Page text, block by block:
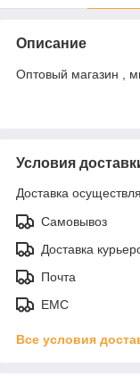
Описание
Оптовый магазин ,
Условия
Доставка
Самовывоз
Доставка
Почта
ЕМС
Все условия